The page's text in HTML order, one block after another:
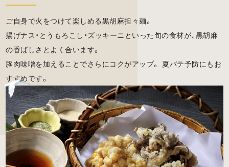
ご自身で火をつけて楽しめる黒胡麻担々麺。
揚げナス・とうもろこし・ズッキーニといった旬の食材が、黒胡麻
の香ばしさとよく合います。
豚肉味噌を加えることでさらにコクがアップ。 夏バテ予防にもお
すすめです。